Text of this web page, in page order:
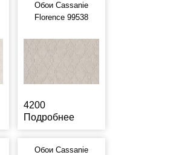
Обои Cassanie
Florence 99538
4200
Подробнее
Обои Cassanie